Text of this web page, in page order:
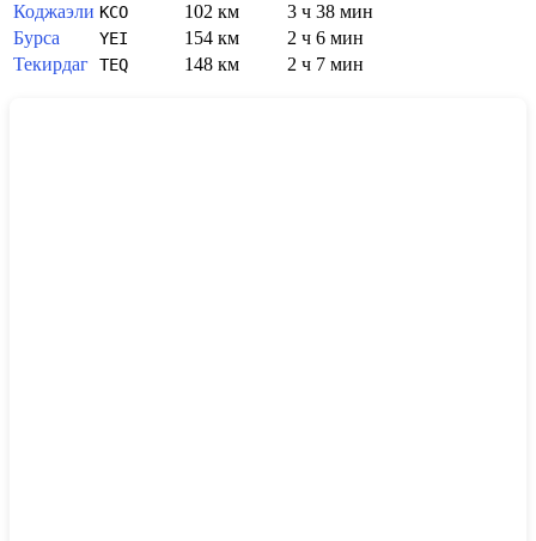
Коджаэли KCO 102 км
3 ч 38 мин
Бурса
YEI 154 км
2 ч 6 мин
Текирдаг TEQ 148 км 2 ч 7 мин